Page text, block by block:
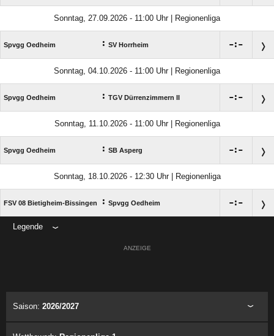
Sonntag, 27.09.2026 - 11:00 Uhr | Regionenliga
Spvgg Oedheim : SV Horrheim :
Sonntag, 04.10.2026 - 11:00 Uhr | Regionenliga
Spvgg Oedheim : TGV Dürrenzimmern II :
Sonntag, 11.10.2026 - 11:00 Uhr | Regionenliga
Spvgg Oedheim : SB Asperg :
Sonntag, 18.10.2026 - 12:30 Uhr | Regionenliga
FSV 08 Bietigheim-Bissingen : Spvgg Oedheim :
Legende
ANZEIGE
Saison: 2026/2027